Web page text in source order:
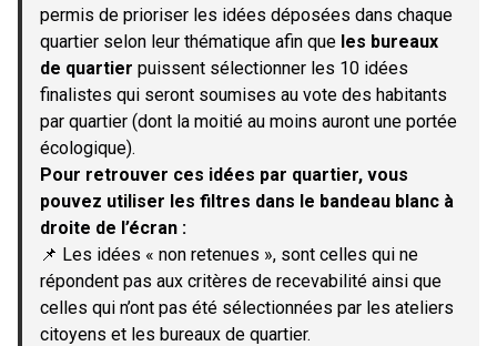
permis de prioriser les idées déposées dans chaque
quartier selon leur thématique afin que les bureaux
de quartier puissent sélectionner les 10 idées
finalistes qui seront soumises au vote des habitants
par quartier (dont la moitié au moins auront une portée
écologique).
Pour retrouver ces idées par quartier, vous
pouvez utiliser les filtres dans le bandeau blanc à
droite de l’écran :
📌 Les idées « non retenues », sont celles qui ne
répondent pas aux critères de recevabilité ainsi que
celles qui n’ont pas été sélectionnées par les ateliers
citoyens et les bureaux de quartier.